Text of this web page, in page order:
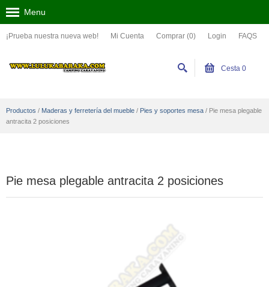
¡Prueba nuestra nueva web! Mi Cuenta Comprar (0) Login FAQS
Menu
Cesta 0
Productos / Maderas y ferretería del mueble / Pies y soportes mesa / Pie mesa plegable
antracita 2 posiciones
Pie mesa plegable antracita 2 posiciones